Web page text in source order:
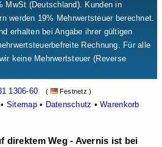
MwSt (Deutschland). Kunden in
werden 19% Mehrwertsteuer berechnet.
erhalten bei Angabe ihrer gültigen
Rechnung. Für alle
keine Mehrwertsteuer (Reverse
1306-60 ( Festnetz )
• Sitemap• Datenschutz •Warenkorb
direktem Weg - Avernis ist bei